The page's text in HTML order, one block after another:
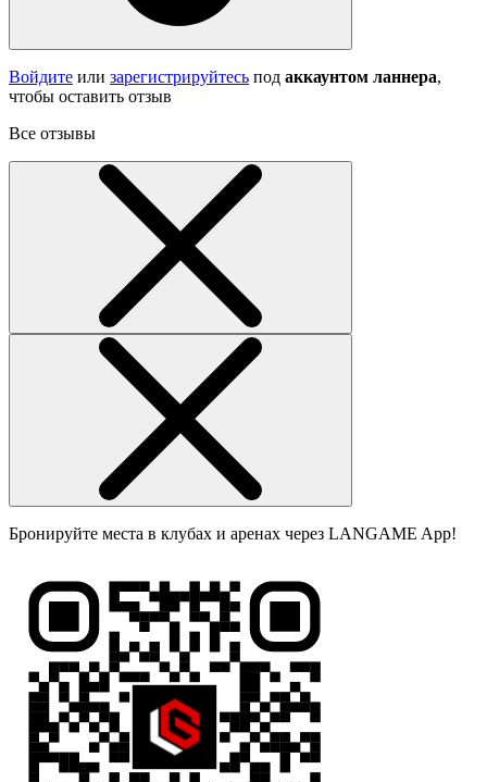
Войдите или зарегистрируйтесь под аккаунтом ланнера,
чтобы оставить отзыв
Все отзывы
Бронируйте места в клубах и аренах через LANGAME App!